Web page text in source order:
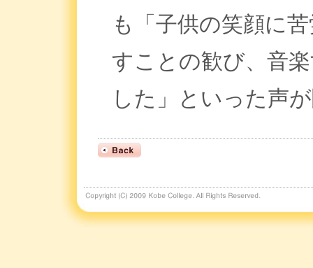
も「子供の笑顔に
すことの歓び、音
した」といった声